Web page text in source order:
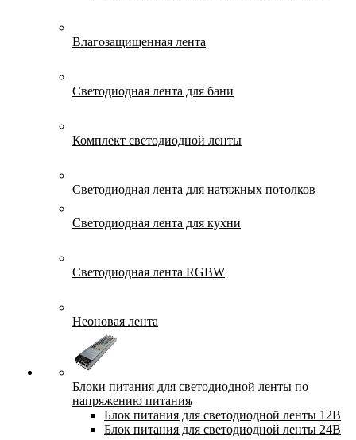
Влагозащищенная лента
Светодиодная лента для бани
Комплект светодиодной ленты
Светодиодная лента для натяжных потолков
Светодиодная лента для кухни
Светодиодная лента RGBW
Неоновая лента
Блоки питания для светодиодной ленты по
напряжению питания
Блок питания для светодиодной ленты 12В
Блок питания для светодиодной ленты 24В